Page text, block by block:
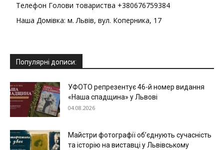
Телефон Голови товариства +380676759384
Наша Домівка: м. Львів, вул. Коперника, 17
Популярні дописи:
УФОТО репрезентує 46-й номер видання
«Наша спадщина» у Львові
04.08.2026
Майстри фотографії об’єднують сучасність
та історію на виставці у Львівському